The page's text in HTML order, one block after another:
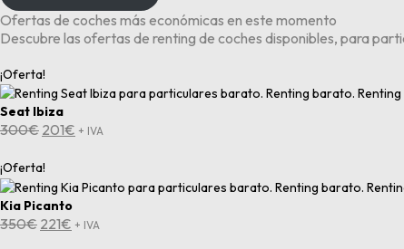
Ofertas de coches más económicas en este momento
Descubre las ofertas de renting de coches disponibles, para
¡Oferta!
Seat Ibiza
300€ El
original
era:
300€.
201€ El
es:
+ IVA
¡Oferta!
Kia Picanto
350€ El
221€ El
+ IVA